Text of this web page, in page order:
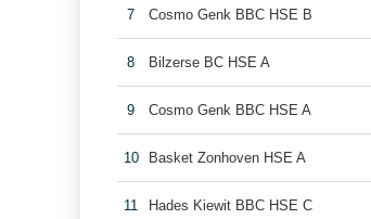
7 Cosmo Genk BBC HSE B
8 Bilzerse BC HSE A
9 Cosmo Genk BBC HSE A
10 Basket Zonhoven HSE A
11 Hades Kiewit BBC HSE C